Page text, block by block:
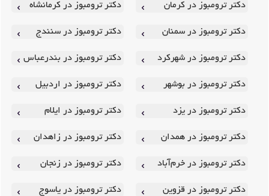
دکتر ترومبوز در کرمان دکتر ترومبوز در کرمانشاه
دکتر ترومبوز در سمنان دکتر ترومبوز در سنندج
دکتر ترومبوز در شهرکرد دکتر ترومبوز در بندرعباس
دکتر ترومبوز در بوشهر دکتر ترومبوز در اردبیل
دکتر ترومبوز در یزد دکتر ترومبوز در ایلام
دکتر ترومبوز در همدان دکتر ترومبوز در زاهدان
دکتر ترومبوز در خرم‌آباد دکتر ترومبوز در زنجان
دکتر ترومبوز در قزوین دکتر ترومبوز در یاسوج